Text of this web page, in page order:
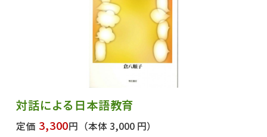
対話による日本語教育
定価 3,300円 （本体 3,000 円）